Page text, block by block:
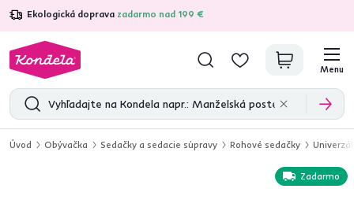
Ekologická doprava zadarmo nad 199 €
4,7 31 211overených produktových recenzií
Menu
Úvod Obývačka Sedačky a sedacie súpravy Rohové sedačky
Zadarmo